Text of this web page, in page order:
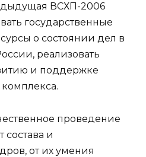
ВСХП-2006
государственные
о состоянии дел в
реализовать
и поддержке
проведение
состава и
от их умения